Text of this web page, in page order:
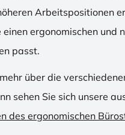
Arbeitspositionen
ergonomischen und
passt.
über die
sehen Sie sich unsere
des ergonomischen